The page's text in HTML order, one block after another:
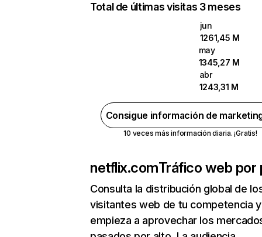
Total de últimas visitas 3 meses
jun
1261,45 M
may
1345,27 M
abr
1243,31 M
Consigue información de
10 veces más información diaria. ¡Gratis!
netflix.comTráfico web por
Consulta la distribución global de
visitantes web de tu competencia y
empieza a aprovechar los